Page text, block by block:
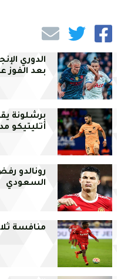
الدوري
بعد الفوز
برشلونة
أتليتيكو
رونالدو
السعودي
منافسة